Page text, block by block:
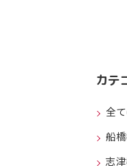
カテ
全
船
志